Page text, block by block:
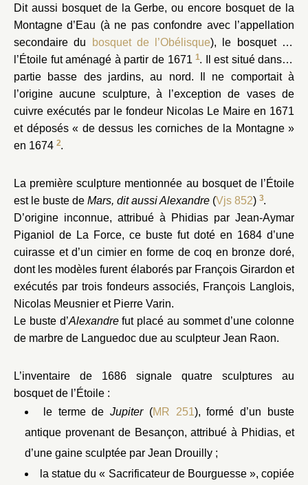
Lézards
Bosquet de la Salle de bal
Dit aussi bosquet de la Gerbe, ou encore bosquet de la
Montagne d’Eau (à ne pas confondre avec l’appellation
secondaire du
bosquet de l’Obélisque), le bosquet de
l’Étoile fut aménagé à partir de 1671 1. Il est situé dans la
partie basse des jardins, au nord. Il ne comportait à
l’origine aucune sculpture, à l’exception de vases de
cuivre exécutés par le fondeur Nicolas Le Maire en 1671
et déposés « de dessus les corniches de la Montagne »
en 1674 2.
La première sculpture mentionnée au bosquet de l’Étoile
est le buste de Mars, dit aussi Alexandre (Vjs 852) 3.
D’origine inconnue, attribué à Phidias par Jean-Aymar
Piganiol de La Force, ce buste fut doté en 1684 d’une
cuirasse et d’un cimier en forme de coq en bronze doré,
dont les modèles furent élaborés par François Girardon et
exécutés par trois fondeurs associés, François Langlois,
Nicolas Meusnier et Pierre Varin.
Le buste d’Alexandrefut placé au sommet d’une colonne
de marbre de Languedoc due au sculpteur Jean Raon.
L’inventaire de 1686 signale quatre sculptures au
bosquet de l’Étoile :
le terme deJupiter(MR 251), formé d’un buste
antique provenant de Besançon, attribué à Phidias, et
d’une gaine sculptée par Jean Drouilly ;
la statue du « Sacrificateur de Bourguesse », copiée